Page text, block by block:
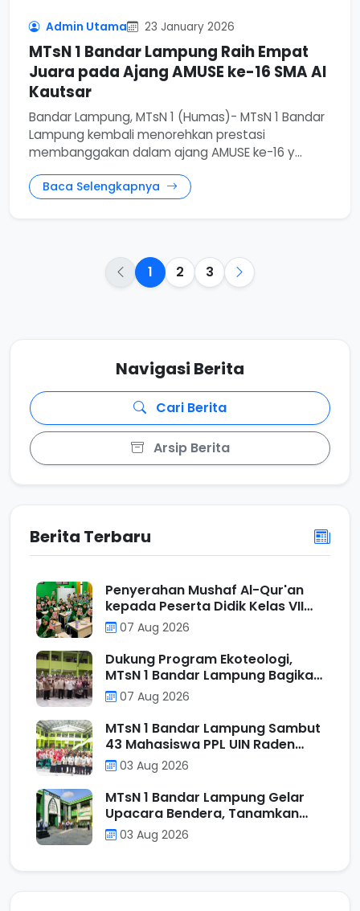
Admin Utama 23 January 2026
MTsN 1 Bandar Lampung Raih Empat
Juara pada Ajang AMUSE ke-16 SMA Al
Kautsar
Bandar Lampung, MTsN 1 (Humas)- MTsN 1 Bandar
Lampung kembali menorehkan prestasi
membanggakan dalam ajang AMUSE ke-16 y...
Baca Selengkapnya
1 2 3
Navigasi Berita
Cari Berita
Arsip Berita
Berita Terbaru
Penyerahan Mushaf Al-Qur'an
kepada Peserta Didik Kelas VII
Program Unggulan MTs N 1
Bandar Lampung sebagai Wujud
Ecotheological Application
dalam Kurikulum Berbasis Cinta
07 Aug 2026
Dukung Program Ekoteologi,
MTsN 1 Bandar Lampung Bagikan
Tumbler kepada Murid Kelas VII
Reguler
07 Aug 2026
MTsN 1 Bandar Lampung Sambut
43 Mahasiswa PPL UIN Raden
Intan Lampung, Perkuat Sinergi
Mencetak Calon Pendidik
Profesional
03 Aug 2026
MTsN 1 Bandar Lampung Gelar
Upacara Bendera, Tanamkan
Nilai Positif Melalui Filosofi
Operasi Penjumlahan
03 Aug 2026